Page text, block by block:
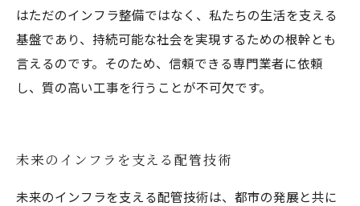
はただのインフラ整備ではなく、私たちの生活を支える
基盤であり、持続可能な社会を実現するための根幹とも
言えるのです。そのため、信頼できる専門業者に依頼
し、質の高い工事を行うことが不可欠です。
未来のインフラを支える配管技術
未来のインフラを支える配管技術は、都市の発展と共に